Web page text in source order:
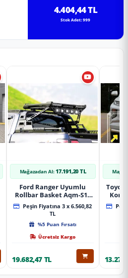
4.404,44 TL
Stok Adet: 999
Mağazadan Al: 17.191,20 TL
Ford Ranger Uyumlu
Rollbar Basket Aqm-S10
2015+ Uyumlu
Peşin Fiyatına 3 x 6.560,82
TL
%5 Puan Fırsatı
Ücretsiz Kargo
19.682,47 TL